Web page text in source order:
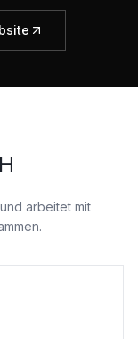
und arbeitet mit